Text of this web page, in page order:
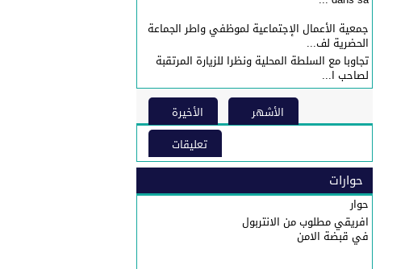
جمعية الأعمال الإجتماعية لموظفي واطر الجماعة
الحضرية لف...
تجاوبا مع السلطة المحلية ونظرا للزيارة المرتقبة
لصاحب ا...
الأخيرة
الأشهر
تعليقات
حوارات
حوار
افريقي مطلوب من الانتربول
في قبضة الامن